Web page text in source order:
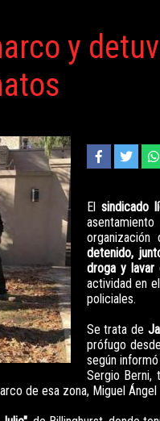
y
El sindicado
detenido,
droga y
actividad en
policiales.
Se trata de
prófugo
según
Sergio Berni,
de esa zona, Miguel Ángel